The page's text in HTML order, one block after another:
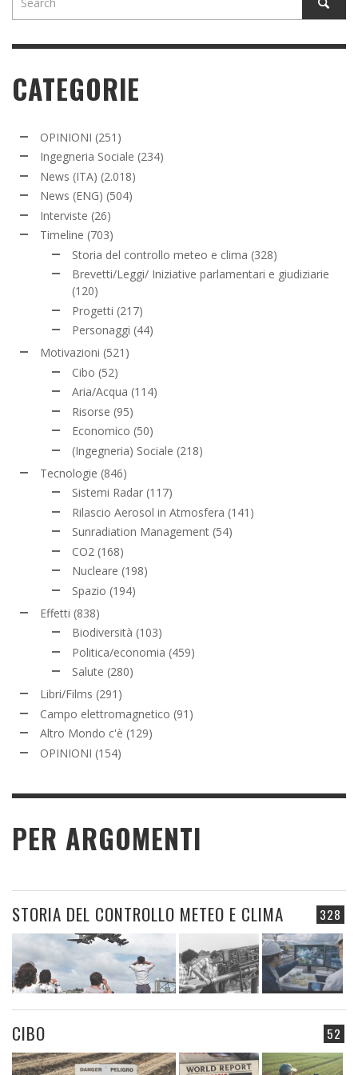
CATEGORIE
OPINIONI (251)
Ingegneria Sociale (234)
News (ITA) (2.018)
News (ENG) (504)
Interviste (26)
Timeline (703)
Storia del controllo meteo e clima (328)
Brevetti/Leggi/ Iniziative parlamentari e giudiziarie
(120)
Progetti (217)
Personaggi (44)
Motivazioni (521)
Cibo (52)
Aria/Acqua (114)
Risorse (95)
Economico (50)
(Ingegneria) Sociale (218)
Tecnologie (846)
Sistemi Radar (117)
Rilascio Aerosol in Atmosfera (141)
Sunradiation Management (54)
CO2 (168)
Nucleare (198)
Spazio (194)
Effetti (838)
Biodiversità (103)
Politica/economia (459)
Salute (280)
Libri/Films (291)
Campo elettromagnetico (91)
Altro Mondo c'è (129)
OPINIONI (154)
PER ARGOMENTI
328
STORIA DEL CONTROLLO METEO E CLIMA
52
CIBO